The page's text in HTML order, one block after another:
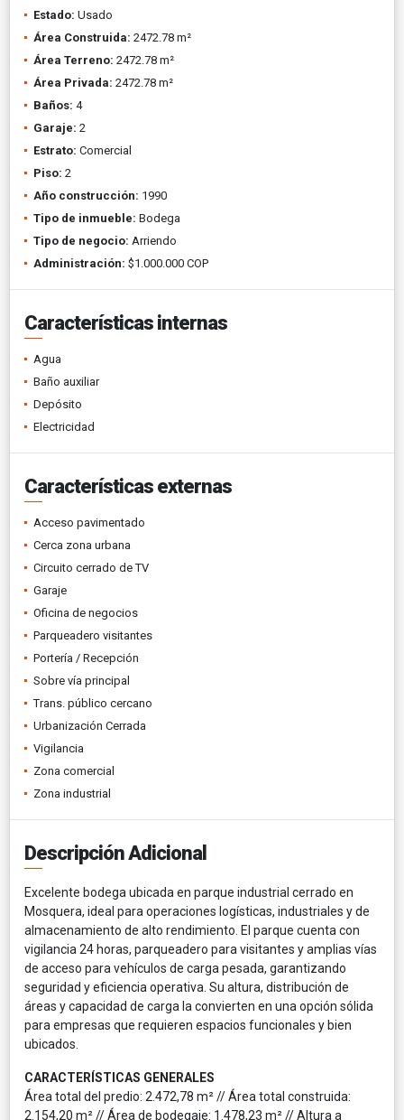
Estado: Usado
Área Construida: 2472.78 m²
Área Terreno: 2472.78 m²
Área Privada: 2472.78 m²
Baños: 4
Garaje: 2
Estrato: Comercial
Piso: 2
Año construcción: 1990
Tipo de inmueble: Bodega
Tipo de negocio: Arriendo
Administración: $1.000.000 COP
Características internas
Agua
Baño auxiliar
Depósito
Electricidad
Características externas
Acceso pavimentado
Cerca zona urbana
Circuito cerrado de TV
Garaje
Oficina de negocios
Parqueadero visitantes
Portería / Recepción
Sobre vía principal
Trans. público cercano
Urbanización Cerrada
Vigilancia
Zona comercial
Zona industrial
Descripción Adicional
Excelente bodega ubicada en parque industrial cerrado en
Mosquera, ideal para operaciones logísticas, industriales y de
almacenamiento de alto rendimiento. El parque cuenta con
vigilancia 24 horas, parqueadero para visitantes y amplias vías
de acceso para vehículos de carga pesada, garantizando
seguridad y eficiencia operativa. Su altura, distribución de
áreas y capacidad de carga la convierten en una opción sólida
para empresas que requieren espacios funcionales y bien
ubicados.
CARACTERÍSTICAS GENERALES
Área total del predio: 2.472,78 m² // Área total construida:
2.154,20 m² // Área de bodegaje: 1.478,23 m² // Altura a